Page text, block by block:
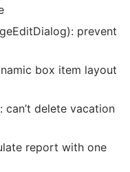
prevent
box item layout
can’t delete vacation
report with one